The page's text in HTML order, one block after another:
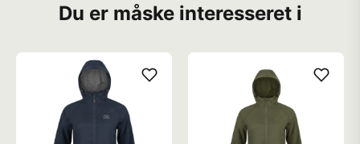
Du er måske interesseret i